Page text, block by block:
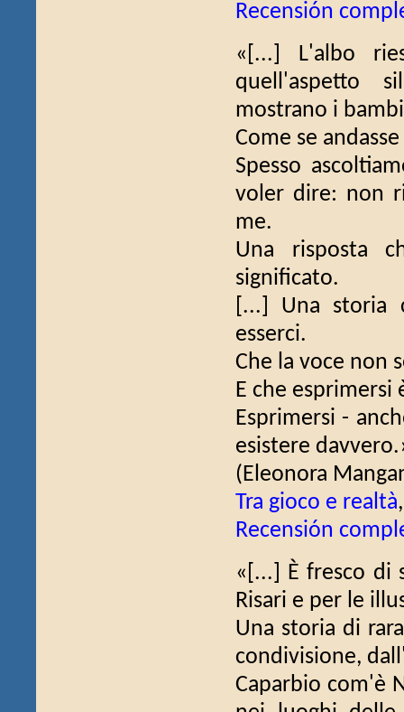
Recensión
«[...] L'albo
quell'aspetto
mostrano i
Come se
Spesso
voler dire: non
me.
Una risposta
significato.
[...] Una storia
esserci.
Che la voce non
E che esprimersi
Esprimersi -
esistere
(Eleonora
Tra gioco e realtà
Recensión
«[...] È fresco di
Risari e per le
Una storia di
condivisione,
Caparbio com'è